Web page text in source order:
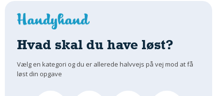
Hvad skal du have løst?
Vælg en kategori og du er allerede halvvejs på vej mod at få
løst din opgave